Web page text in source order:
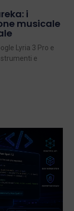
i
musicale
Lyria 3 Pro e
e